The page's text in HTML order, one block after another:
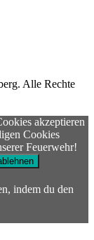
Alle Rechte
akzeptieren
Cookies
Feuerwehr!
indem du den